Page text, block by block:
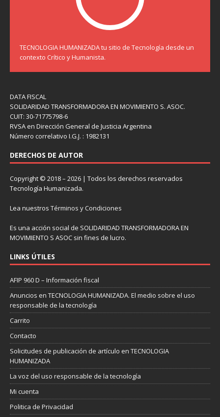
TECNOLOGIA HUMANIZADA tu sitio de Tecnología desde un
contexto Crítico y Humanista.
DATA FISCAL
SOLIDARIDAD TRANSFORMADORA EN MOVIMIENTO S. ASOC.
CUIT: 30-71775798-6
RVSA en Dirección General de Justicia Argentina
Número correlativo I.G.J. : 1982131
DERECHOS DE AUTOR
Copyright © 2018 – 2026 | Todos los derechos reservados
Tecnología Humanizada.
Lea nuestros Términos y Condiciones
Es una acción social de SOLIDARIDAD TRANSFORMADORA EN
MOVIMIENTO S ASOC sin fines de lucro.
LINKS ÚTILES
AFIP 960 D – Información fiscal
Anuncios en TECNOLOGIA HUMANIZADA. El medio sobre el uso
responsable de la tecnología
Carrito
Contacto
Solicitudes de publicación de artículo en TECNOLOGIA
HUMANIZADA
La voz del uso responsable de la tecnología
Mi cuenta
Politica de Privacidad